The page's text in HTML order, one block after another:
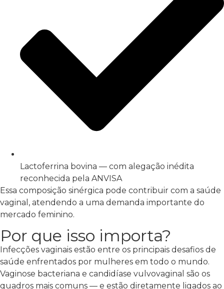
Lactoferrina bovina — com alegação inédita
reconhecida pela ANVISA
Essa composição sinérgica pode contribuir com a saúde
vaginal, atendendo a uma demanda importante do
mercado feminino.
Por que isso importa?
Infecções vaginais estão entre os principais desafios de
saúde enfrentados por mulheres em todo o mundo.
Vaginose bacteriana e candidíase vulvovaginal são os
quadros mais comuns — e estão diretamente ligados ao